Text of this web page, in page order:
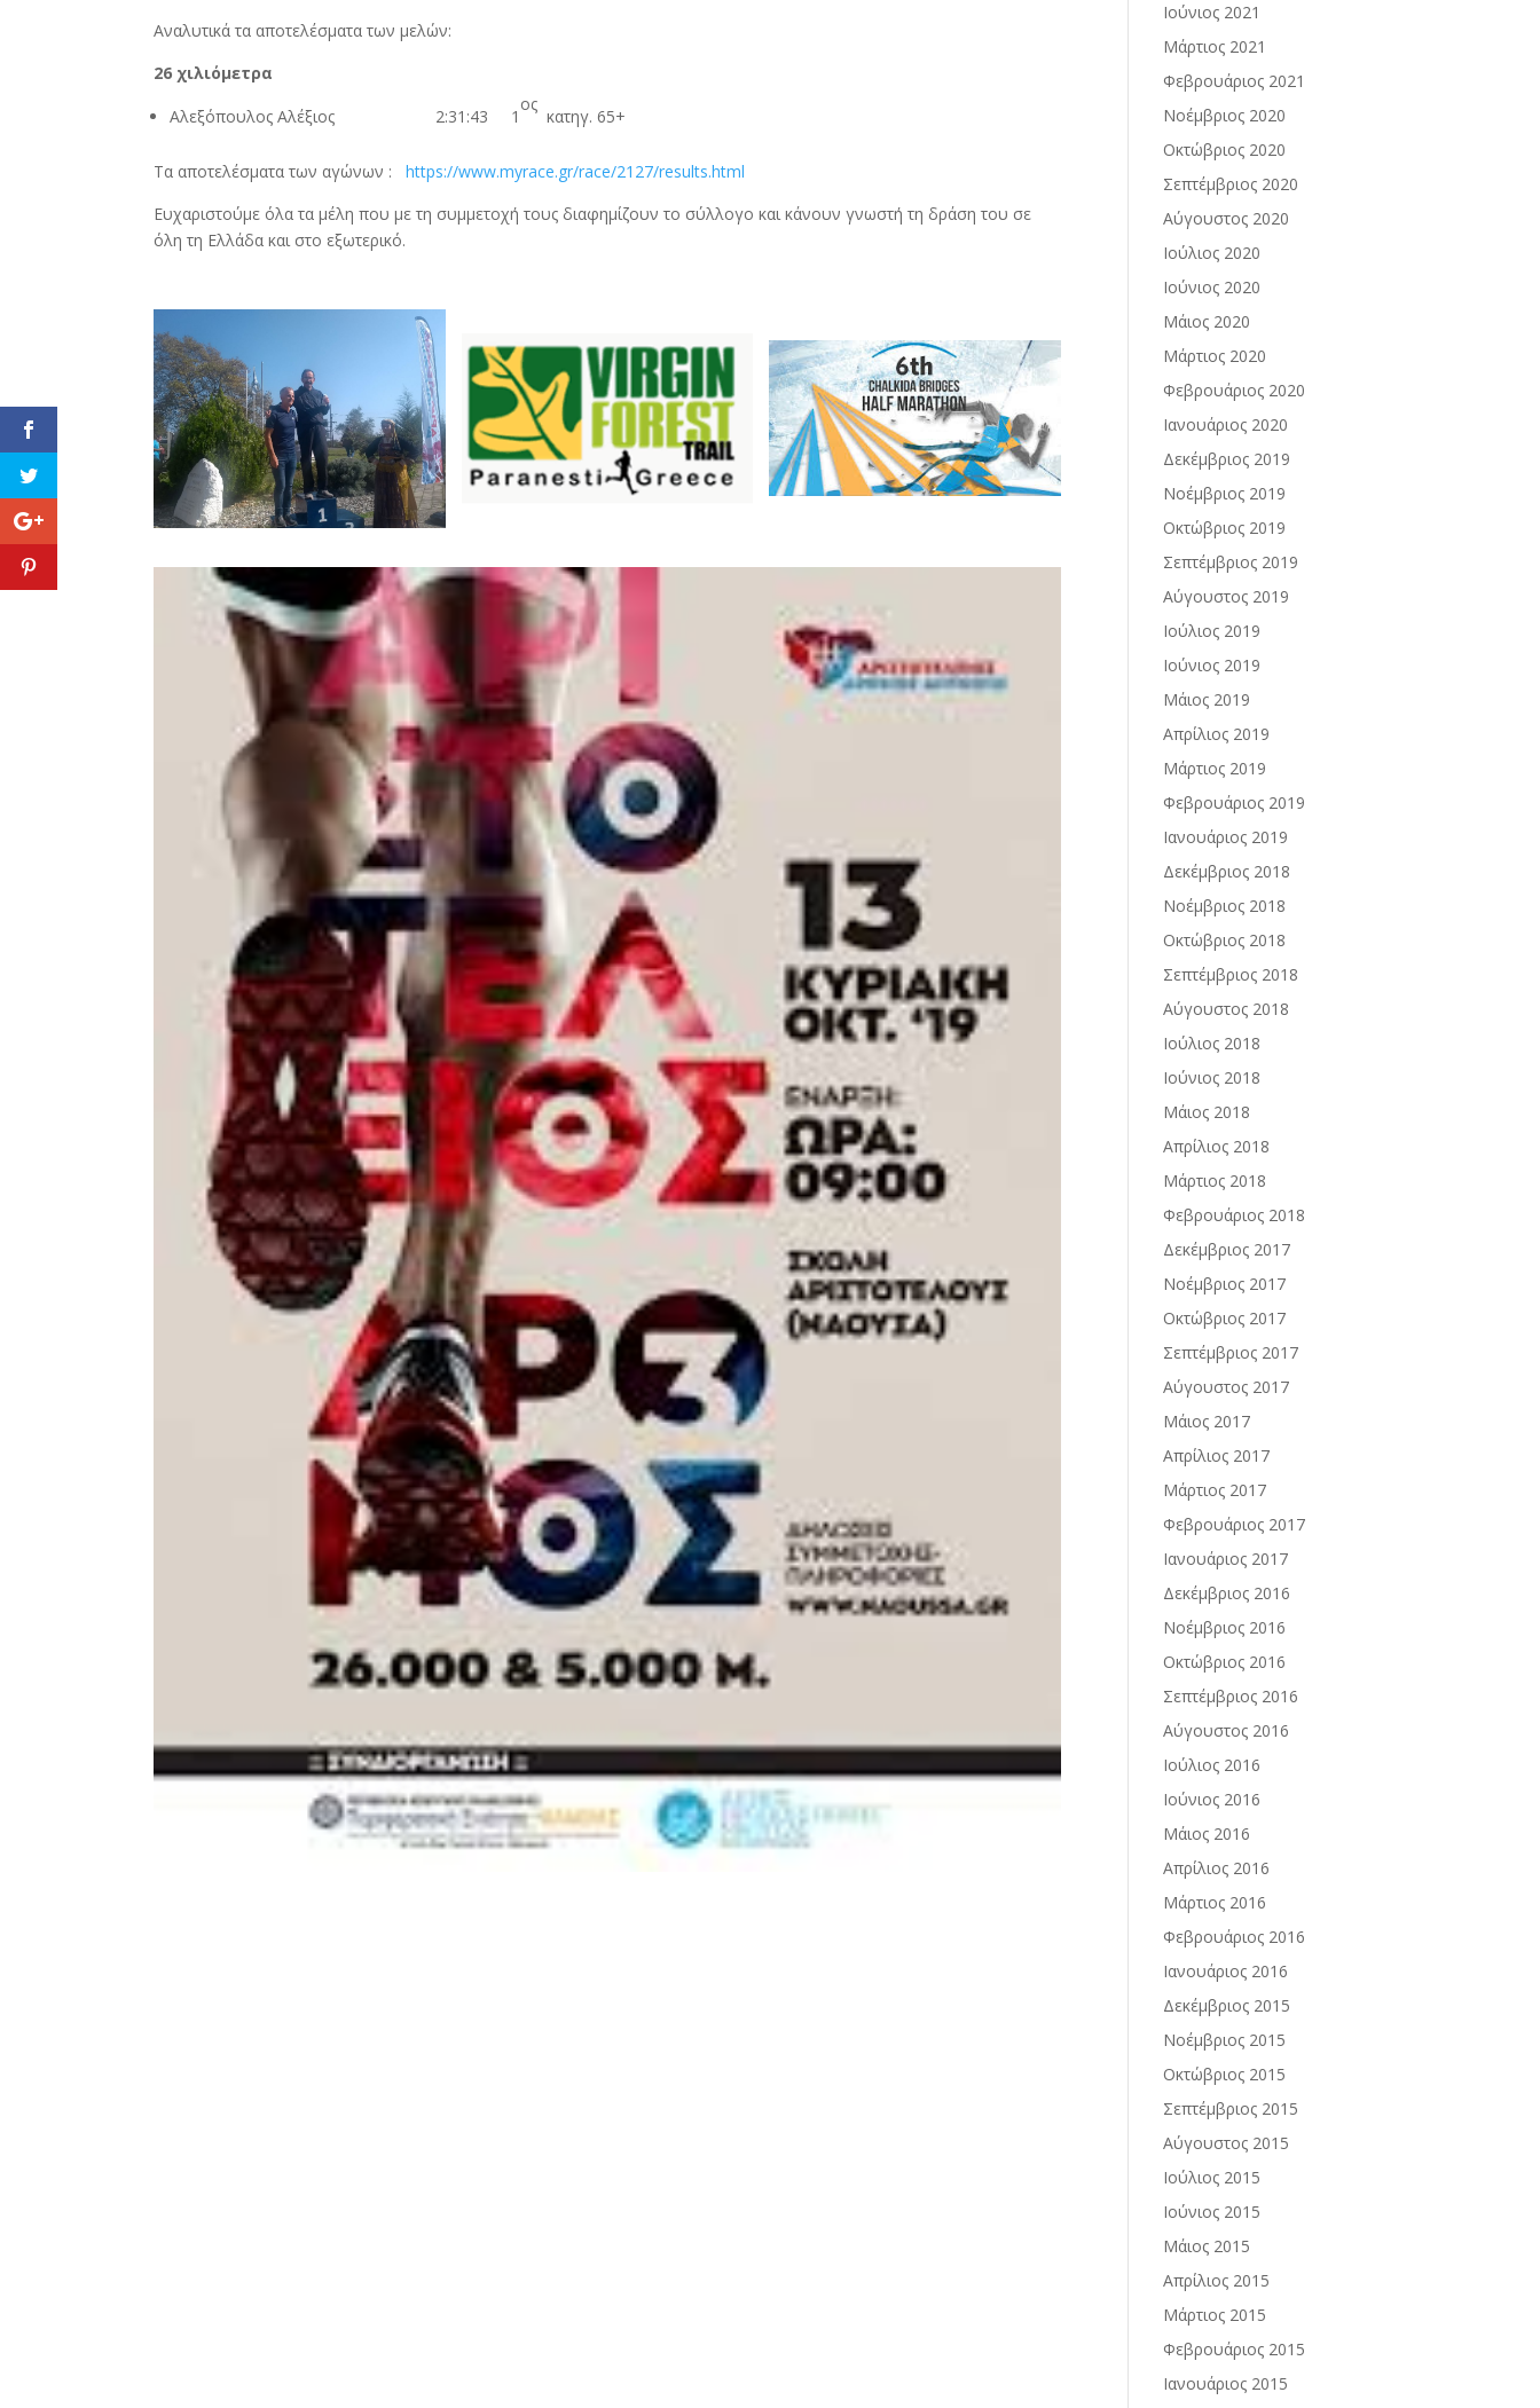
Αναλυτικά τα αποτελέσματα των μελών:
26 χιλιόμετρα
Αλεξόπουλος Αλέξιος 2:31:43 1
ος
κατηγ. 65+
Τα αποτελέσματα των αγώνων :https://www.myrace.gr/race/2127/results.html
Ευχαριστούμε όλα τα μέλη που με τη συμμετοχή τους διαφημίζουν το σύλλογο και κάνουν γνωστή τη δράση του σε
όλη τη Ελλάδα και στο εξωτερικό.
Ιούνιος 2021
Μάρτιος 2021
Φεβρουάριος 2021
Νοέμβριος 2020
Οκτώβριος 2020
Σεπτέμβριος 2020
Αύγουστος 2020
Ιούλιος 2020
Ιούνιος 2020
Μάιος 2020
Μάρτιος 2020
Φεβρουάριος 2020
Ιανουάριος 2020
Δεκέμβριος 2019
Νοέμβριος 2019
Οκτώβριος 2019
Σεπτέμβριος 2019
Αύγουστος 2019
Ιούλιος 2019
Ιούνιος 2019
Μάιος 2019
Απρίλιος 2019
Μάρτιος 2019
Φεβρουάριος 2019
Ιανουάριος 2019
Δεκέμβριος 2018
Νοέμβριος 2018
Οκτώβριος 2018
Σεπτέμβριος 2018
Αύγουστος 2018
Ιούλιος 2018
Ιούνιος 2018
Μάιος 2018
Απρίλιος 2018
Μάρτιος 2018
Φεβρουάριος 2018
Δεκέμβριος 2017
Νοέμβριος 2017
Οκτώβριος 2017
Σεπτέμβριος 2017
Αύγουστος 2017
Μάιος 2017
Απρίλιος 2017
Μάρτιος 2017
Φεβρουάριος 2017
Ιανουάριος 2017
Δεκέμβριος 2016
Νοέμβριος 2016
Οκτώβριος 2016
Σεπτέμβριος 2016
Αύγουστος 2016
Ιούλιος 2016
Ιούνιος 2016
Μάιος 2016
Απρίλιος 2016
Μάρτιος 2016
Φεβρουάριος 2016
Ιανουάριος 2016
Δεκέμβριος 2015
Νοέμβριος 2015
Οκτώβριος 2015
Σεπτέμβριος 2015
Αύγουστος 2015
Ιούλιος 2015
Ιούνιος 2015
Μάιος 2015
Απρίλιος 2015
Μάρτιος 2015
Φεβρουάριος 2015
Ιανουάριος 2015